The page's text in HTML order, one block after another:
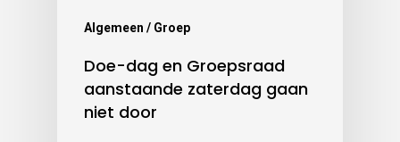
Algemeen / Groep
Doe-dag en Groepsraad
aanstaande zaterdag gaan
niet door